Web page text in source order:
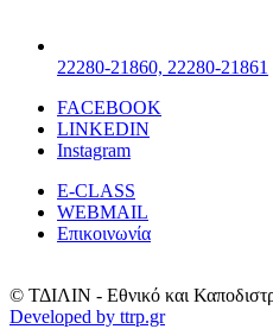
22280-21860, 22280-21861
FACEBOOK
LINKEDIN
Instagram
E-CLASS
WEBMAIL
Επικοινωνία
© ΤΔΙΛΙΝ - Εθνικό και
Developed by ttrp.gr